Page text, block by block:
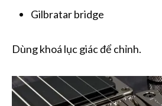
Gilbratar bridge
Dùng khoá lục giác để chỉnh.